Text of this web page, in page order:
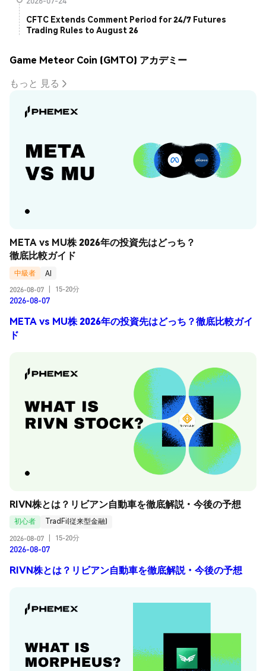
CFTC Extends Comment Period for 24/7 Futures
Trading Rules to August 26
Game Meteor Coin (GMTO) アカデミー
もっと 見る
META vs MU株 2026年の投資先はどっち？
徹底比較ガイド
中級者
AI
2026-08-07
15-20分
2026-08-07
META vs MU株 2026年の投資先はどっち？徹底比較ガイ
ド
RIVN株とは？リビアン自動車を徹底解説・今後の予想
初心者
TradFi(従来型金融)
2026-08-07
15-20分
2026-08-07
RIVN株とは？リビアン自動車を徹底解説・今後の予想